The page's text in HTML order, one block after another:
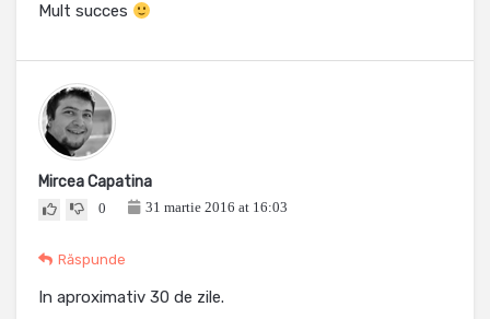
Mult succes
Mircea Capatina
0 31 martie 2016 at 16:03
Răspunde
In aproximativ 30 de zile.